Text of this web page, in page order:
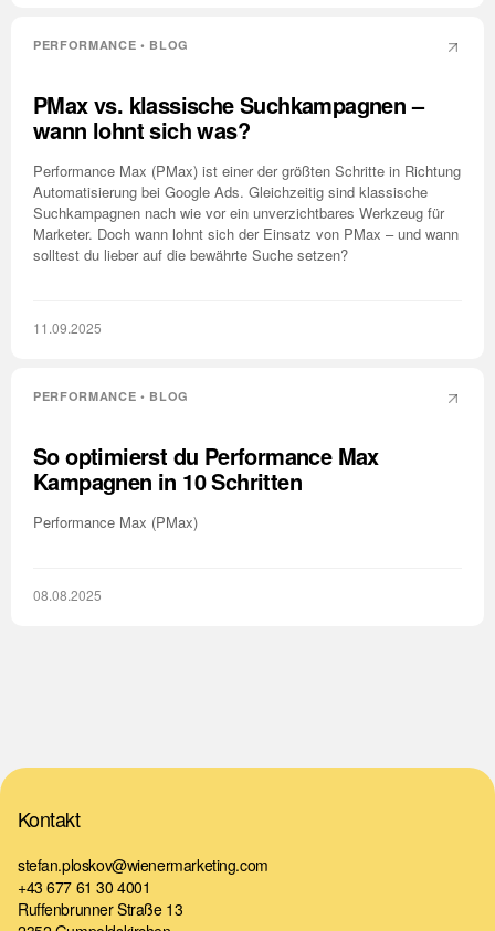
PERFORMANCE • BLOG
PMax vs. klassische Suchkampagnen –
wann lohnt sich was?
Performance Max (PMax) ist einer der größten Schritte in Richtung
Automatisierung bei Google Ads. Gleichzeitig sind klassische
Suchkampagnen nach wie vor ein unverzichtbares Werkzeug für
Marketer. Doch wann lohnt sich der Einsatz von PMax – und wann
solltest du lieber auf die bewährte Suche setzen?
11.09.2025
PERFORMANCE • BLOG
So optimierst du Performance Max
Kampagnen in 10 Schritten
Performance Max (PMax)
08.08.2025
Kontakt
stefan.ploskov@wienermarketing.com
+43 677 61 30 4001
Ruffenbrunner Straße 13